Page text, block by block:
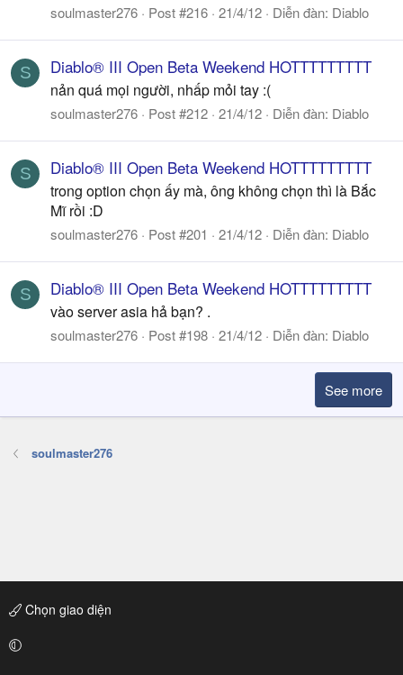
soulmaster276 Post #216 21/4/12 Diễn đàn: Diablo
S Diablo® III Open Beta Weekend HOTTTTTTTTT
nản quá mọi người, nhấp mỏi tay :(
soulmaster276 Post #212 21/4/12 Diễn đàn: Diablo
S Diablo® III Open Beta Weekend HOTTTTTTTTT
trong option chọn ấy mà, ông không chọn thì là Bắc
Mĩ rồi :D
soulmaster276 Post #201 21/4/12 Diễn đàn: Diablo
S Diablo® III Open Beta Weekend HOTTTTTTTTT
vào server asia hả bạn? .
soulmaster276 Post #198 21/4/12 Diễn đàn: Diablo
See more
soulmaster276
Chọn giao diện